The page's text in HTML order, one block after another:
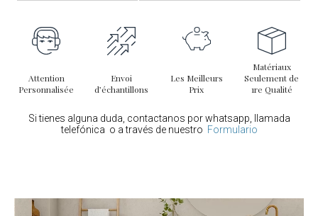
Attention
Personnalisée
Envoi
d’échantillons
Les Meilleurs
Prix
Matériaux
Seulement de
1re Qualité
Si tienes alguna duda, contactanos por whatsapp, llamada
telefónica o a través de nuestro Formulario